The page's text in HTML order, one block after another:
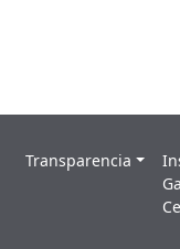
Transparencia